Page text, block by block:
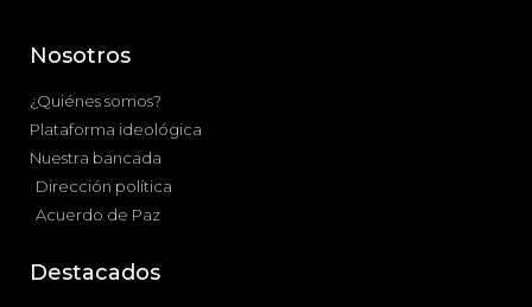
Nosotros
¿Quiénes somos?
Plataforma ideológica
Nuestra bancada
Dirección política
Acuerdo de Paz
Destacados